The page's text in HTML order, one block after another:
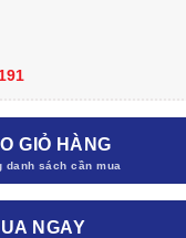
GIỎ HÀNG
NGAY